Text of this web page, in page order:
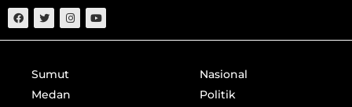
Sumut
Medan
Nasional
Politik